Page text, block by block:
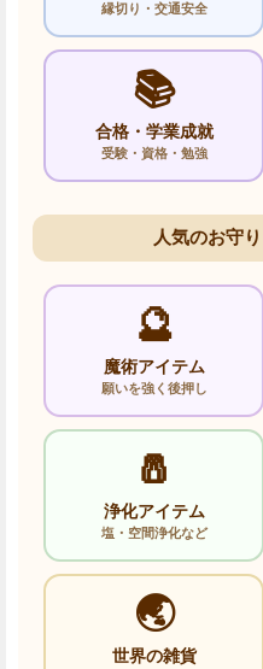
縁切り・交通安全
📚
合格・学業成就
受験・資格・勉強
人気のお守
🔮
魔術アイテム
願いを強く後押し
🧂
浄化アイテム
塩・空間浄化など
🌏
世界の雑貨